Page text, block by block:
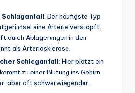
Schlaganfall: Der häufigste Typ,
eine Arterie verstopft.
durch Ablagerungen in den
als Arteriosklerose.
Schlaganfall: Hier platzt ein
zu einer Blutung ins Gehirn.
aber oft schwerwiegender.